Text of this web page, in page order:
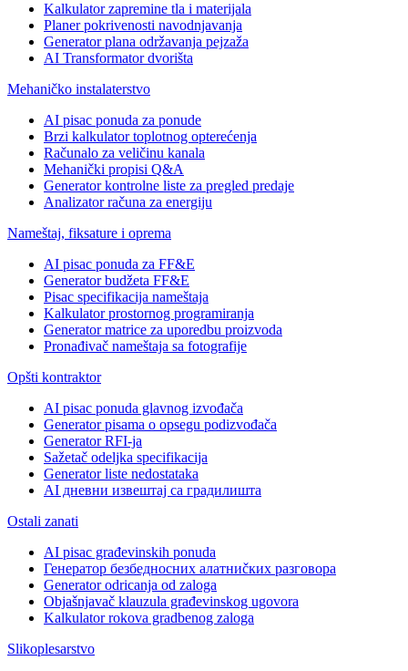
Kalkulator zapremine tla i materijala
Planer pokrivenosti navodnjavanja
Generator plana održavanja pejzaža
AI Transformator dvorišta
Mehaničko instalaterstvo
AI pisac ponuda za ponude
Brzi kalkulator toplotnog opterećenja
Računalo za veličinu kanala
Mehanički propisi Q&A
Generator kontrolne liste za pregled predaje
Analizator računa za energiju
Nameštaj, fiksature i oprema
AI pisac ponuda za FF&E
Generator budžeta FF&E
Pisac specifikacija nameštaja
Kalkulator prostornog programiranja
Generator matrice za uporedbu proizvoda
Pronađivač nameštaja sa fotografije
Opšti kontraktor
AI pisac ponuda glavnog izvođača
Generator pisama o opsegu podizvođača
Generator RFI-ja
Sažetač odeljka specifikacija
Generator liste nedostataka
AI дневни извештај са градилишта
Ostali zanati
AI pisac građevinskih ponuda
Генератор безбедносних алатниčких разговора
Generator odricanja od zaloga
Objašnjavač klauzula građevinskog ugovora
Kalkulator rokova gradbenog zaloga
Slikoplesarstvo